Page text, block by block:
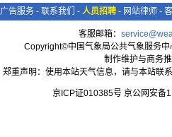
广告服务 - 联系我们 - 人员招聘 - 网站律师 -
客服邮箱：
Copyright©中国气象局公共气象服务
制作维护与商务
郑重声明：使用本站天气信息，请与本站联
京ICP证010385号 京公网安备